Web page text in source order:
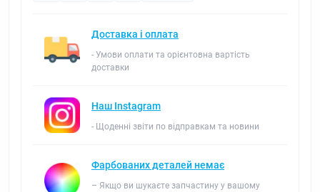
Доставка і оплата
- Умови оплати та орієнтовна вартість
доставки
Наш Instagram
- Щоденні звіти по відправкам та новини
Фарбованих деталей немає
– Якщо ви шукаєте запчастину у вашому